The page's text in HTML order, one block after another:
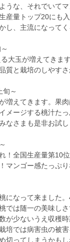
うな、それでいて
産量トップ20にも
し、主流になってく
大玉が増えてきま
質と栽培のしやす
～
増えてきます。果肉
メージする桃汁た
なさまも是非お試
！全国生産量第10
マンゴー感たっぷ
になって来ました
では随一の美味し
が少ないうえ収穫
培では病害虫の被
切ってしまうかも